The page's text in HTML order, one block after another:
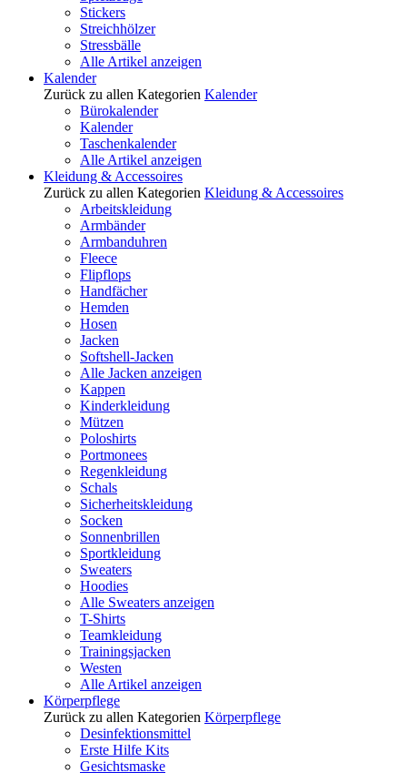
Stickers
Streichhölzer
Stressbälle
Alle Artikel anzeigen
Kalender
Zurück zu allen Kategorien Kalender
Bürokalender
Kalender
Taschenkalender
Alle Artikel anzeigen
Kleidung & Accessoires
Zurück zu allen Kategorien Kleidung & Accessoires
Arbeitskleidung
Armbänder
Armbanduhren
Fleece
Flipflops
Handfächer
Hemden
Hosen
Jacken
Softshell-Jacken
Alle Jacken anzeigen
Kappen
Kinderkleidung
Mützen
Poloshirts
Portmonees
Regenkleidung
Schals
Sicherheitskleidung
Socken
Sonnenbrillen
Sportkleidung
Sweaters
Hoodies
Alle Sweaters anzeigen
T-Shirts
Teamkleidung
Trainingsjacken
Westen
Alle Artikel anzeigen
Körperpflege
Zurück zu allen Kategorien Körperpflege
Desinfektionsmittel
Erste Hilfe Kits
Gesichtsmaske